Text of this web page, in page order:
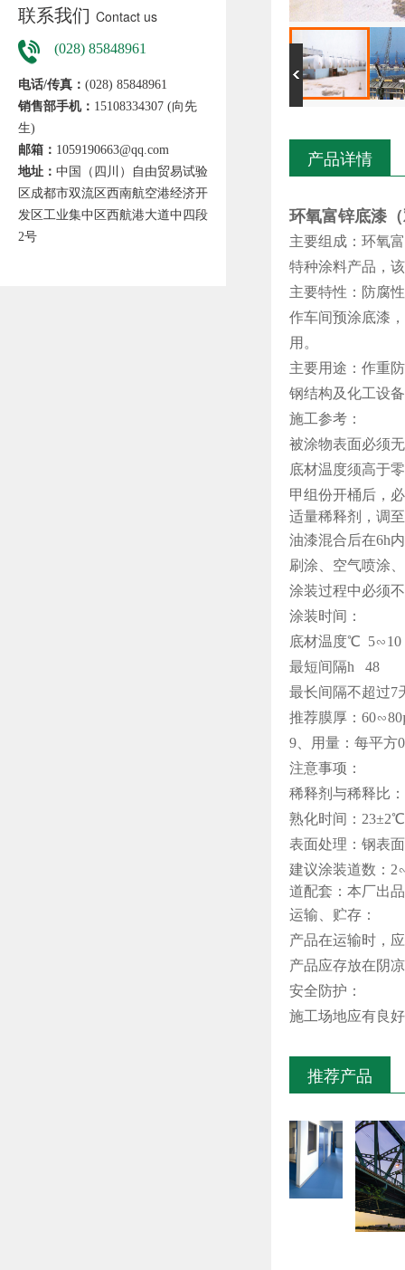
联系我们 Contact us
(028) 85848961
电话/传真： (028) 85848961
销售部手机： 15108334307 (向先
生)
邮箱： 1059190663@qq.com
地址： 中国（四川）自由贸易试验
区成都市双流区西南航空港经济开
发区工业集中区西航港大道中四段
2号
产品详情
环氧富锌底漆
主要组成：环氧
特种涂料产品，
主要特性：防腐
作车间预涂底漆
用。
主要用途：作重
钢结构及化工设
施工参考：
被涂物表面必须
底材温度须高于
甲组份开桶后，
适量稀释剂，调
油漆混合后在6h
刷涂、空气喷涂
涂装过程中必须
涂装时间：
底材温度℃
最短间隔h
最长间隔不超过7
推荐膜厚：
9、用量：每平方
注意事项：
稀释剂与稀释比
熟化时间：
表面处理：钢表
建议涂装道数：
道配套：本厂出
运输、贮存：
产品在运输时，
产品应存放在阴
安全防护：
施工场地应有良
推荐产品